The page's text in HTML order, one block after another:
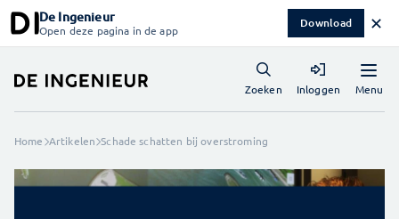
De Ingenieur
Open deze pagina in de app Download ✕
Menu
Zoeken Inloggen
Home Artikelen Schade schatten bij overstroming